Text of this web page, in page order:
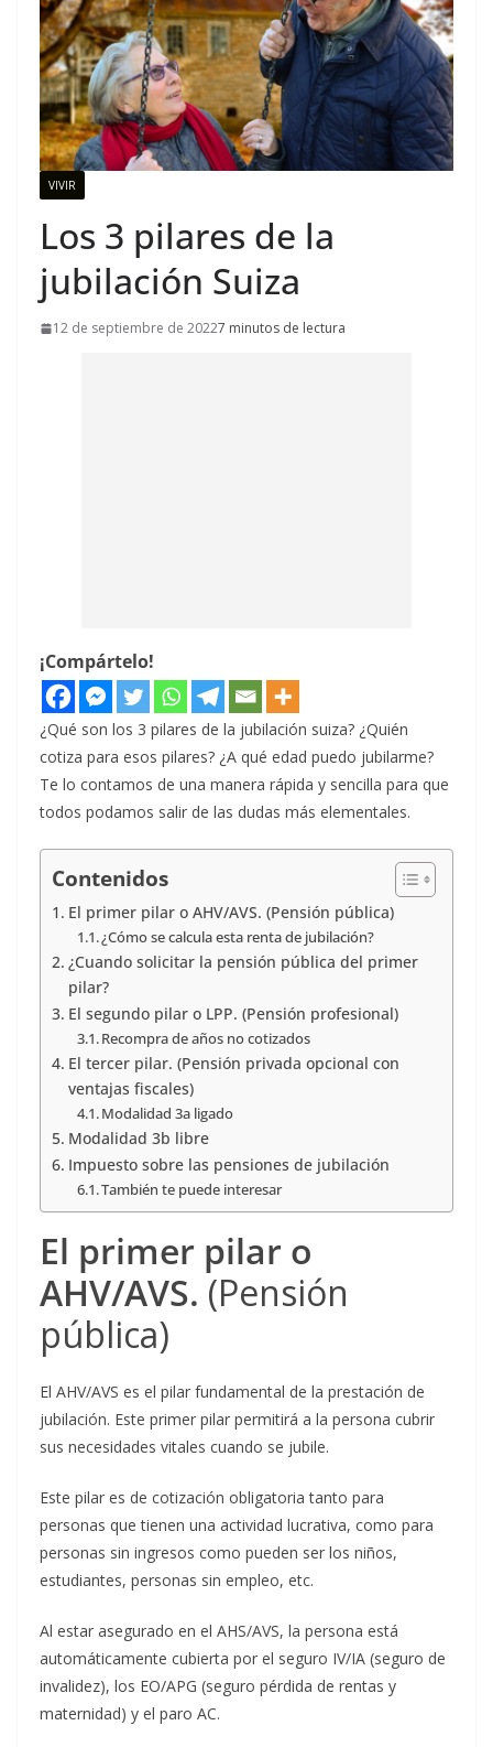
VIVIR
Los 3 pilares de la
jubilación Suiza
12 de septiembre de 20227 minutos de lectura
¡Compártelo!
¿Qué son los 3 pilares de la jubilación suiza? ¿Quién
cotiza para esos pilares? ¿A qué edad puedo jubilarme?
Te lo contamos de una manera rápida y sencilla para que
todos podamos salir de las dudas más elementales.
Contenidos
El primer pilar o AHV/AVS. (Pensión pública)
¿Cómo se calcula esta renta de jubilación?
¿Cuando solicitar la pensión pública del primer
pilar?
El segundo pilar o LPP. (Pensión profesional)
Recompra de años no cotizados
El tercer pilar. (Pensión privada opcional con
ventajas fiscales)
Modalidad 3a ligado
Modalidad 3b libre
Impuesto sobre las pensiones de jubilación
También te puede interesar
El primer pilar o
AHV/AVS. (Pensión
pública)
El AHV/AVS es el pilar fundamental de la prestación de
jubilación. Este primer pilar permitirá a la persona cubrir
sus necesidades vitales cuando se jubile.
Este pilar es de cotización obligatoria tanto para
personas que tienen una actividad lucrativa, como para
personas sin ingresos como pueden ser los niños,
estudiantes, personas sin empleo, etc.
Al estar asegurado en el AHS/AVS, la persona está
automáticamente cubierta por el seguro IV/IA (seguro de
invalidez), los EO/APG (seguro pérdida de rentas y
maternidad) y el paro AC.